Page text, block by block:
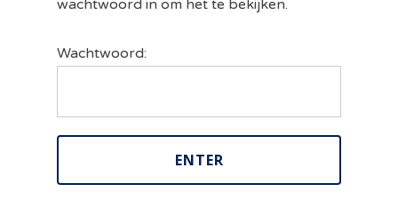
wachtwoord in om het te bekijken.
Wachtwoord: